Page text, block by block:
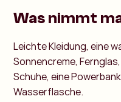
Was nimmt
Leichte Kleidung, eine
Sonnencreme,
Schuhe, eine
Wasserflasche.